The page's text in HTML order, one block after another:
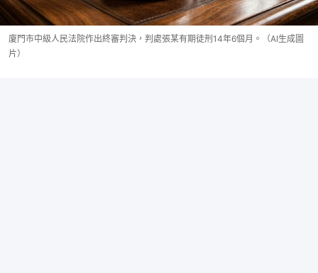
廈門市中級人民法院作出終審判決，判處張某有期徒刑14年6個月。（AI生成圖
片）